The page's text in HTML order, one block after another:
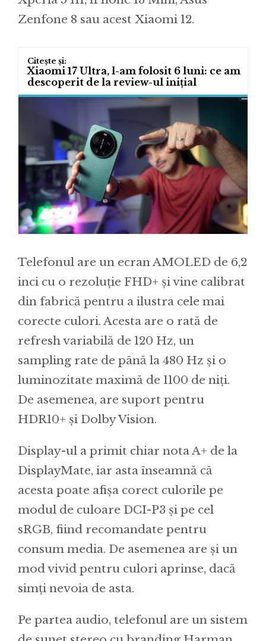
Zenfone 8 sau acest Xiaomi 12.
Xiaomi 17 Ultra, l-am folosit 6 luni: ce am
descoperit de la review-ul inițial
Telefonul are un ecran AMOLED de 6,2
inci cu o rezoluție FHD+ și vine calibrat
din fabrică pentru a ilustra cele mai
corecte culori. Acesta are o rată de
refresh variabilă de 120 Hz, un
sampling rate de până la 480 Hz și o
luminozitate maximă de 1100 de niți.
De asemenea, are suport pentru
HDR10+ și Dolby Vision.
Display-ul a primit chiar nota A+ de la
DisplayMate, iar asta înseamnă că
acesta poate afișa corect culorile pe
modul de culoare DCI-P3 și pe cel
sRGB, fiind recomandate pentru
consum media. De asemenea are și un
mod vivid pentru culori aprinse, dacă
simți nevoia de asta.
Pe partea audio, telefonul are un sistem